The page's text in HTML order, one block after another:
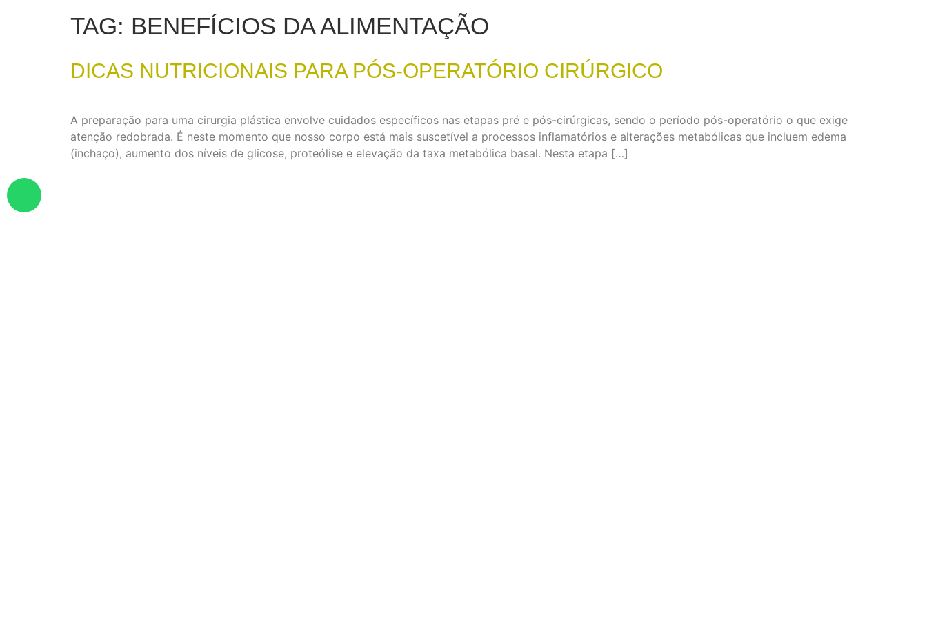
TAG: BENEFÍCIOS DA ALIMENTAÇÃO
DICAS NUTRICIONAIS PARA PÓS-OPERATÓRIO CIRÚRGICO
A preparação para uma cirurgia plástica envolve cuidados específicos nas etapas pré e pós-cirúrgicas, sendo o período pós-operatório o que exige
atenção redobrada. É neste momento que nosso corpo está mais suscetível a processos inflamatórios e alterações metabólicas que incluem edema
(inchaço), aumento dos níveis de glicose, proteólise e elevação da taxa metabólica basal. Nesta etapa […]